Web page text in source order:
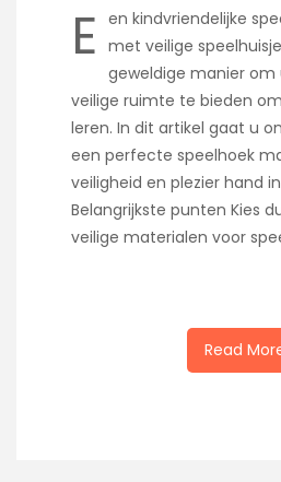
E en kindvriendelijke
met veilige
geweldige manier om
veilige ruimte te bieden
leren. In dit artikel gaat u
een perfecte speelhoek
veiligheid en plezier hand
Belangrijkste punten Kies
veilige materialen voor
Read